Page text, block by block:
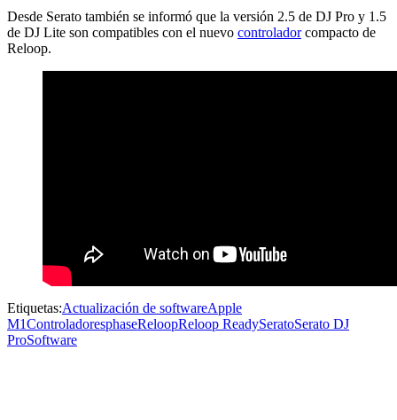
Desde Serato también se informó que la versión 2.5 de DJ Pro y 1.5
de DJ Lite son compatibles con el nuevo controladorcompacto de
Reloop.
Etiquetas:Actualización de softwareApple
M1ControladoresphaseReloopReloop ReadySeratoSerato DJ
ProSoftware